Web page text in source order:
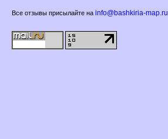
се отзывы присылайте на info@bashkiria-map.ru